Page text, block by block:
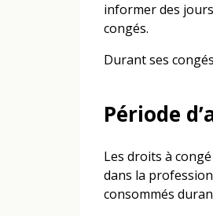
informer des
congés.
Durant ses
Période
Les droits à
dans la
consommés